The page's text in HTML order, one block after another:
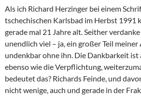
Als ich Richard Herzinger bei einem
tschechischen Karlsbad im Herbst 1991
gerade mal 21 Jahre alt. Seither
unendlich viel – ja, ein großer Teil
undenkbar ohne ihn. Die Dankbarkeit ist
ebenso wie die Verpflichtung,
bedeutet das? Richards Feinde, und
nicht wenige, auch und gerade in der